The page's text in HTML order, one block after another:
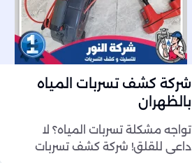
شركة كشف تسربات المياه
بالظهران
تواجه مشكلة تسربات المياه؟ لا
داعي للقلق! شركة كشف تسربات